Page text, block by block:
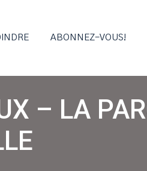
ABONNEZ-VOUS!
– LA